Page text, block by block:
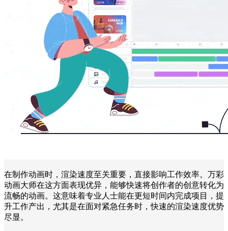
在制作动画时，渲染速度至关重要，直接影响工作效率。万彩
动画大师在这方面表现优异，能够快速将创作者的创意转化为
流畅的动画。这意味着专业人士能在更短时间内完成项目，提
升工作产出，尤其是在面对紧急任务时，快速的渲染速度优势
尽显。